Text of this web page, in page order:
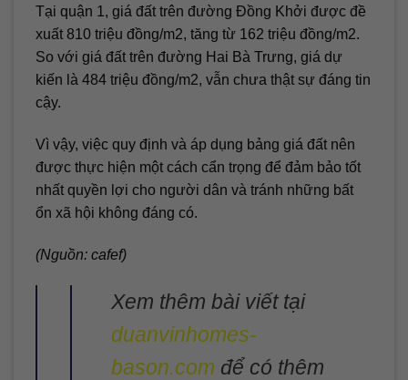
Tại quận 1, giá đất trên đường Đồng Khởi được đề
xuất 810 triệu đồng/m2, tăng từ 162 triệu đồng/m2.
So với giá đất trên đường Hai Bà Trưng, giá dự
kiến là 484 triệu đồng/m2, vẫn chưa thật sự đáng tin
cậy.
Vì vậy, việc quy định và áp dụng bảng giá đất nên
được thực hiện một cách cẩn trọng để đảm bảo tốt
nhất quyền lợi cho người dân và tránh những bất
ổn xã hội không đáng có.
(Nguồn: cafef)
Xem thêm bài viết tại
duanvinhomes-
bason.com để có thêm